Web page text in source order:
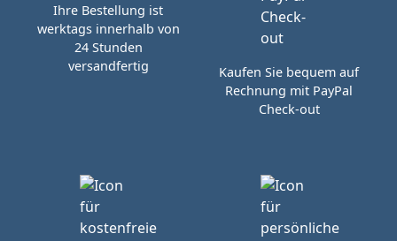
Ihre Bestellung ist
werktags innerhalb von
24 Stunden
versandfertig
Kaufen Sie bequem auf
Rechnung mit PayPal
Check-out